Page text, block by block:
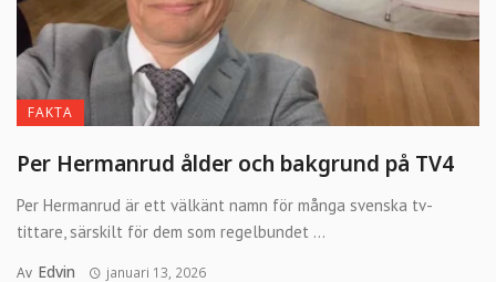
FAKTA
Per Hermanrud ålder och bakgrund på TV4
Per Hermanrud är ett välkänt namn för många svenska tv-
tittare, särskilt för dem som regelbundet ...
Av Edvin januari 13, 2026